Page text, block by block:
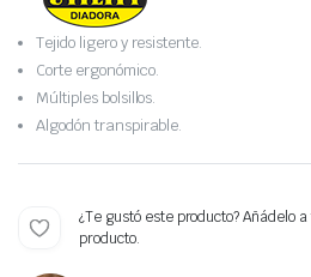
Tejido ligero y resistente.
Corte ergonómico.
Múltiples bolsillos.
Algodón transpirable.
¿Te gustó este producto? Añádelo
producto.